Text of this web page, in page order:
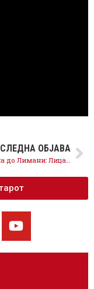
СЛЕДНА ОБЈАВА